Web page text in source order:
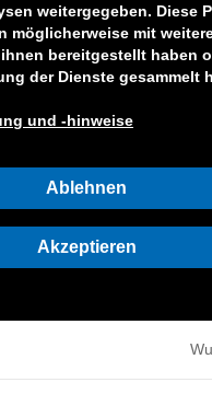
weitergegeben. Diese
möglicherweise mit
bereitgestellt haben
der Dienste gesammelt
und -hinweise
Ablehnen
Akzeptieren